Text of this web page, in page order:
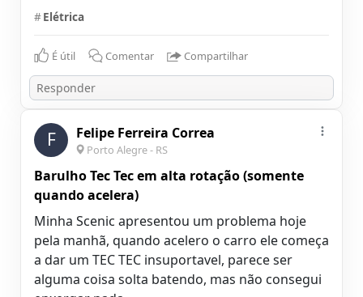
#Elétrica
É útil Comentar Compartilhar
F Felipe Ferreira Correa
Porto Alegre - RS
Barulho Tec Tec em alta rotação (somente
quando acelera)
Minha Scenic apresentou um problema hoje
pela manhã, quando acelero o carro ele começa
a dar um TEC TEC insuportavel, parece ser
alguma coisa solta batendo, mas não consegui